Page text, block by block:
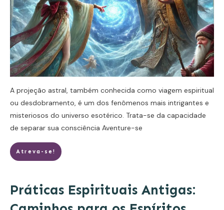
A projeção astral, também conhecida como viagem espiritual
ou desdobramento, é um dos fenômenos mais intrigantes e
misteriosos do universo esotérico. Trata-se da capacidade
de separar sua consciência Aventure-se
Atreva-se!
Práticas Espirituais Antigas: